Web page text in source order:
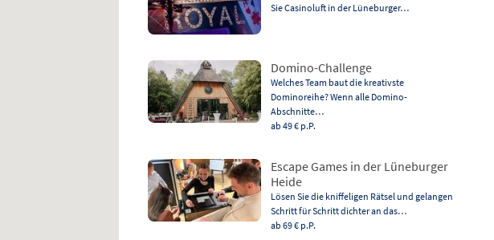
Sie Casinoluft in der Lüneburger…
Domino-Challenge
Welches Team baut die kreativste
Dominoreihe? Wenn alle Domino-
Abschnitte…
ab 49 € p.P.
Escape Games in der Lüneburger
Heide
Lösen Sie die kniffeligen Rätsel und gelangen
Schritt für Schritt dichter an das…
ab 69 € p.P.